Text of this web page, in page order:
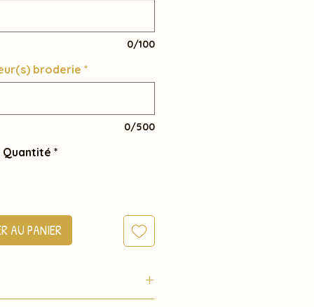
0/100
broderie *
0/500
Quantité *
AU PANIER